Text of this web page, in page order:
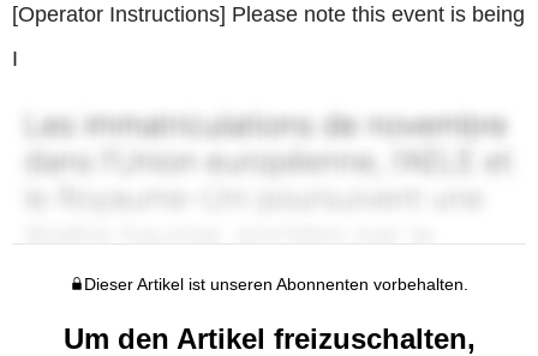
[Operator Instructions] Please note this event is being
I
Dieser Artikel ist unseren Abonnenten vorbehalten.
Um den Artikel freizuschalten,